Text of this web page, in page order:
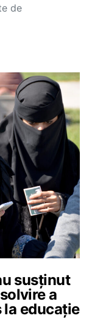
de
susținut
a
la educație